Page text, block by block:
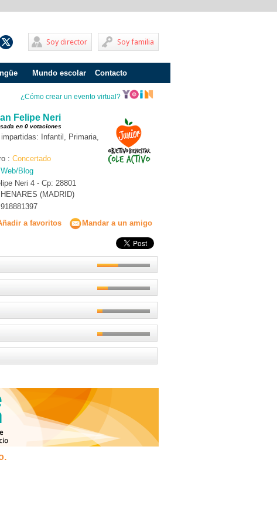
Soy familia
Soy director
Mundo escolar
Problemas de aprendizaje
Adolescentes
Internados
Fracaso escolar
Acoso escolar
Profesores
Primaria
Secundaria
Eleccion de universidad
Contacto
¿Cómo crear un evento virtual?
Felipe Neri
en 0 votaciones
Infantil, Primaria,
: Concertado
Blog
Neri 4 - Cp: 28801
(MADRID)
a favoritos Mandar a un amigo